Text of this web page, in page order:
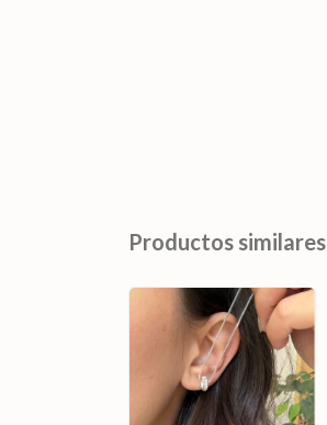
Productos similares